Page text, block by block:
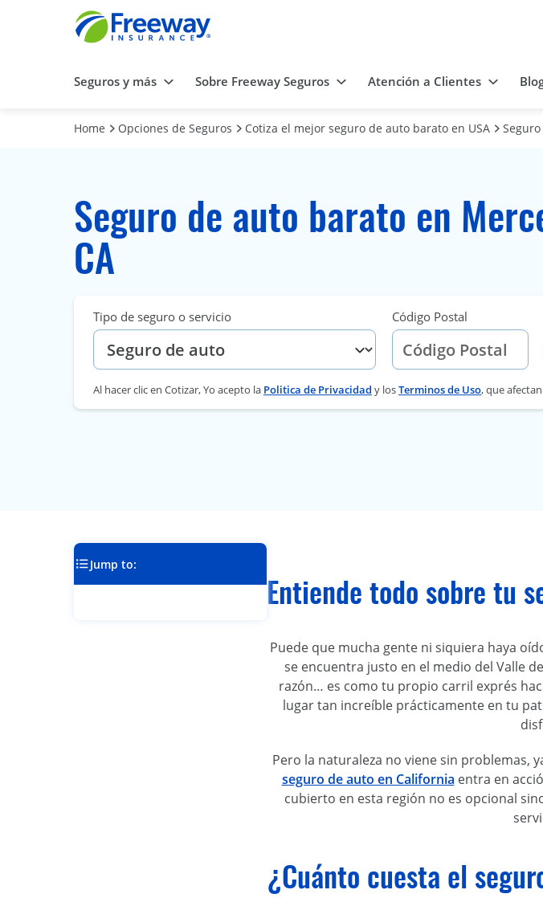
Seguros y más Sobre Freeway Seguros Atención a Clientes
Home Opciones de Seguros Cotiza el mejor seguro de auto barato en USA
Seguro de auto barato en
CA
Tipo de seguro o servicio Código Postal
Al hacer clic en Cotizar, Yo acepto la Politica de Privacidad y losTerminos de Uso, que
Jump to:
Entiende todo sobre tu
Puede que mucha gente ni siquiera haya
se encuentra justo en el medio del Valle
razón… es como tu propio carril exprés
lugar tan increíble prácticamente en tu
Pero la naturaleza no viene sin problemas,
seguro de auto en California entra en
cubierto en esta región no es opcional
¿Cuánto cuesta el